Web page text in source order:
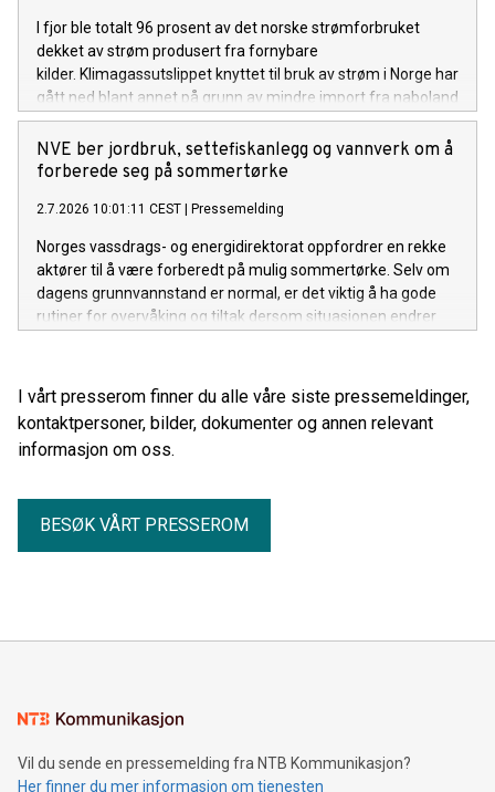
I fjor ble totalt 96 prosent av det norske strømforbruket
dekket av strøm produsert fra fornybare
kilder. Klimagassutslippet knyttet til bruk av strøm i Norge har
gått ned blant annet på grunn av mindre import fra naboland
med høyere andel kraftproduksjon med klimautslipp. Det
viser NVEs klimadeklarasjon for fysisk levert strøm i 2025.
NVE ber jordbruk, settefiskanlegg og vannverk om å
forberede seg på sommertørke
2.7.2026 10:01:11 CEST Pressemelding
Norges vassdrags- og energidirektorat oppfordrer en rekke
aktører til å være forberedt på mulig sommertørke. Selv om
dagens grunnvannstand er normal, er det viktig å ha gode
rutiner for overvåking og tiltak dersom situasjonen endrer
I vårt presserom finner du alle våre siste pressemeldinger,
kontaktpersoner, bilder, dokumenter og annen relevant
informasjon om oss.
BESØK VÅRT PRESSEROM
Vil du sende en pressemelding fra NTB Kommunikasjon?
Her finner du mer informasjon om tjenesten